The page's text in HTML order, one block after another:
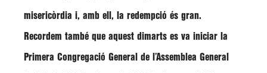
misericòrdia i, amb ell, la redempció és gran.
Recordem també que aquest dimarts es va iniciar la
Primera Congregació General de l’Assemblea General